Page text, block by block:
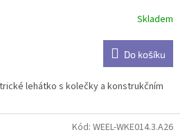
Skladem
Do košíku
lehátko s kolečky a konstrukčním
Kód: WEEL-WKE014.3.A26